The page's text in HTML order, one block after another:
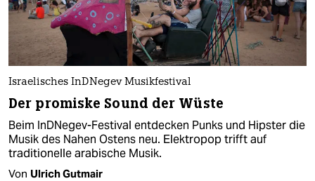
Israelisches InDNegev Musikfestival
Der promiske Sound der Wüste
Beim InDNegev-Festival entdecken Punks und Hipster die
Musik des Nahen Ostens neu. Elektropop trifft auf
traditionelle arabische Musik.
Von Ulrich Gutmair